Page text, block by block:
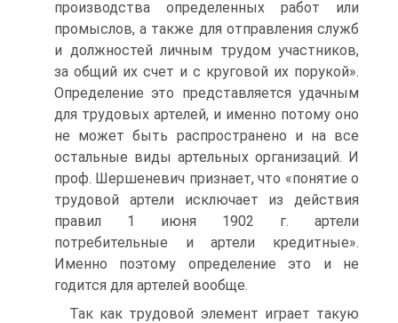
производства определенных работ или
промыслов, а также для отправления служб
и должностей личным трудом участников,
за общий их счет и с круговой их порукой».
Определение это представляется удачным
для трудовых артелей, и именно потому оно
не может быть распространено и на все
остальные виды артельных организаций. И
проф. Шершеневич признает, что «понятие о
трудовой артели исключает из действия
правил 1 июня 1902 г. артели
потребительные и артели кредитные».
Именно поэтому определение это и не
годится для артелей вообще.
Так как трудовой элемент играет такую